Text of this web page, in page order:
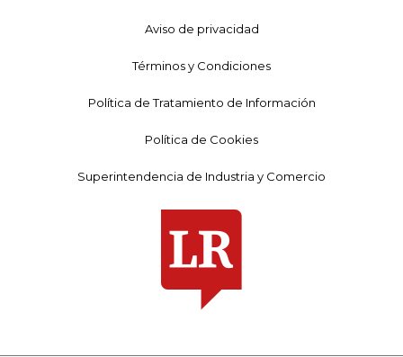
Aviso de privacidad
Términos y Condiciones
Política de Tratamiento de Información
Política de Cookies
Superintendencia de Industria y Comercio